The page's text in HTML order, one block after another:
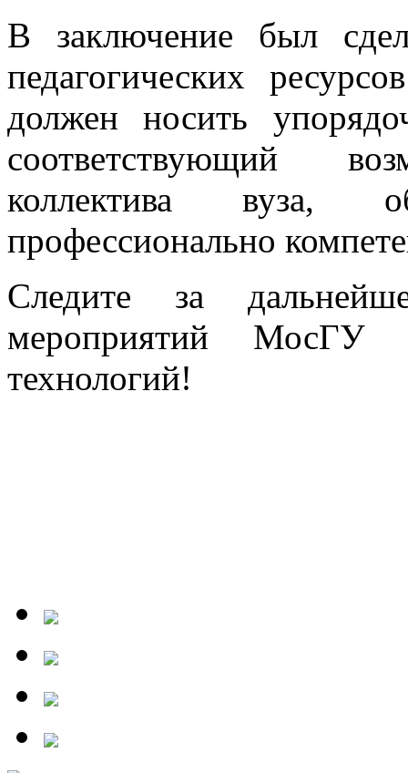
В заключение был
педагогических
должен носить
соответствующий
коллектива вуза,
профессионально
Следите за
мероприятий МосГУ
технологий!